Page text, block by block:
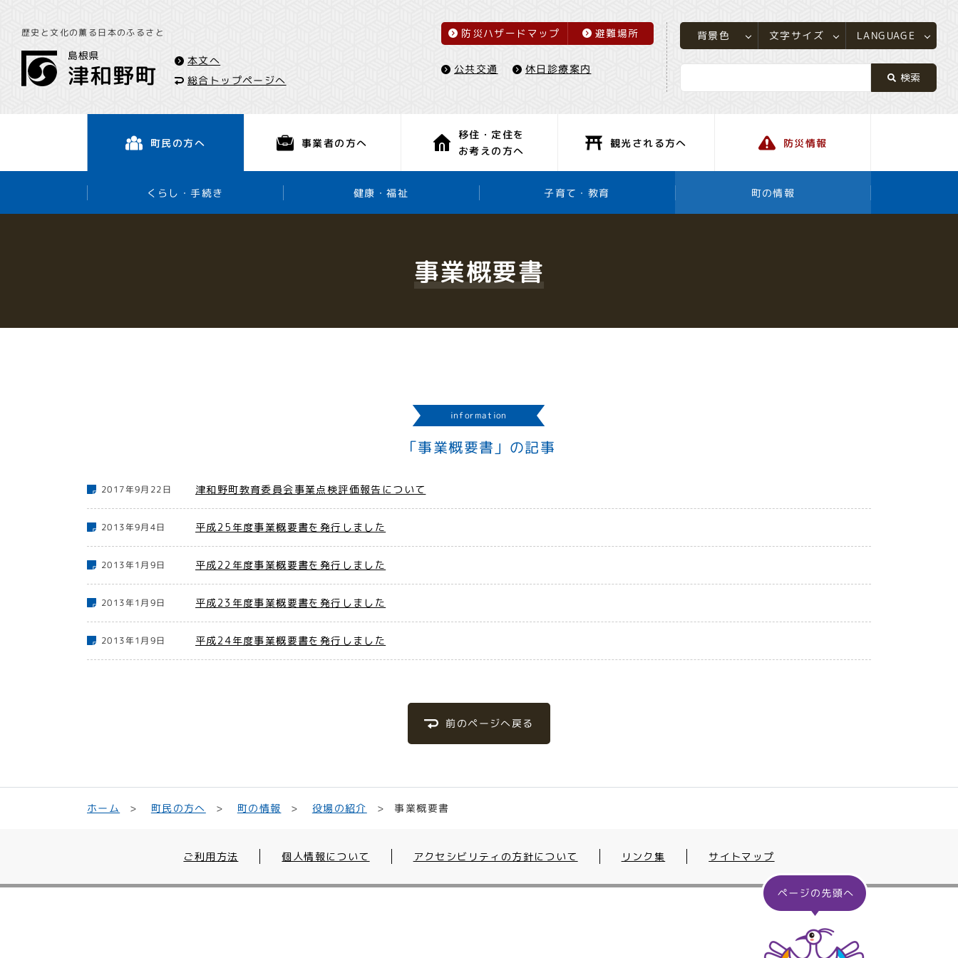
歴史と文化の薫る日本のふるさと
本文へ
総合トップページへ
防災ハザードマップ 避難場所
公共交通 休日診療案内
背景色 文字サイズ LANGUAGE
町民の方へ
くらし・手続き 健康・福祉 子育て・教育 町の情報
事業者の方へ
移住・定住を
お考えの方へ
観光される方へ 防災情報
事業概要書
information
「事業概要書」の記事
2017年9月22日 津和野町教育委員会事業点検評価報告について
2013年9月4日 平成25年度事業概要書を発行しました
2013年1月9日 平成22年度事業概要書を発行しました
2013年1月9日 平成23年度事業概要書を発行しました
2013年1月9日 平成24年度事業概要書を発行しました
前のページへ戻る
ホーム 町民の方へ 町の情報 役場の紹介 事業概要書
ご利用方法 個人情報について アクセシビリティの方針について リンク集 サイトマップ